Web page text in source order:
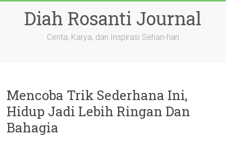
contentDiah Rosanti Journal
Cerita, Karya, dan Inspirasi Sehari-hari
Mencoba Trik Sederhana Ini,
Hidup Jadi Lebih Ringan Dan
Bahagia